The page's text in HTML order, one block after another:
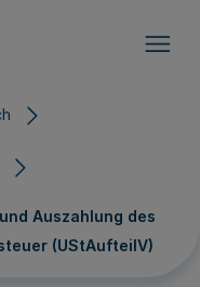
Auszahlung des
(UStAufteilV)